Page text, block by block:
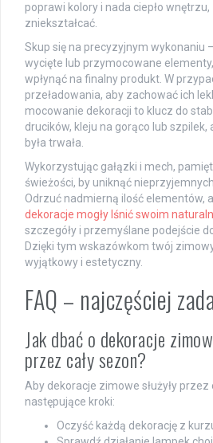
poprawi kolory i nada ciepło
zniekształcać.
Skup się na precyzyjnym wykonaniu
wycięte lub przymocowane
wpłynąć na finalny produkt. W
przeładowania, aby zachować ich
mocowanie dekoracji to klucz do
drucików, kleju na gorąco lub szpilek,
była trwała.
Wykorzystując gałązki i mech,
świeżości, by uniknąć
Odrzuć nadmierną ilość elementów,
dekoracje mogły lśnić swoim
szczegóły i przemyślane podejście
Dzięki tym wskazówkom twój
wyjątkowy i estetyczny.
FAQ – najczęściej
Jak dbać o dekoracje
przez cały sezon?
Aby dekoracje zimowe służyły przez
następujące kroki:
Oczyść każdą dekorację z